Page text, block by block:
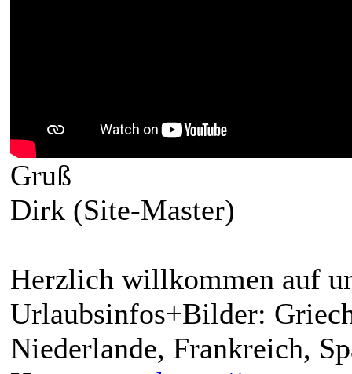
Gruß
Dirk (Site-Master)
Herzlich willkommen auf
Urlaubsinfos+Bilder:
Niederlande, Frankreich,